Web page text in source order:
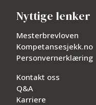
Nyttige lenker
Mesterbrevloven
Kompetansesjekk.no
Personvernerklæring
Kontakt oss
Q&A
Karriere